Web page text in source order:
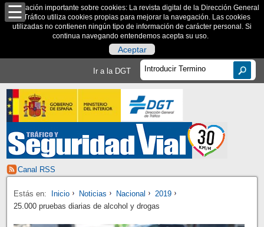
Información importante sobre cookies: La revista digital de la Dirección General
de Tráfico utiliza cookies propias para mejorar la navegación. Las cookies
utilizadas no contienen ningún tipo de información de carácter personal. Si
continua navegando entendemos acepta su uso.
Aceptar
Ir a la DGT
Canal RSS
Estás en: Inicio Noticias Nacional
2019
25.000 pruebas diarias de alcohol y drogas